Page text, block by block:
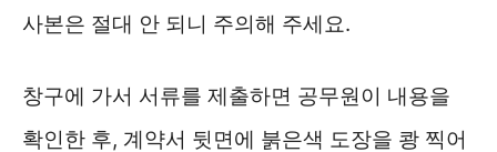
사본은 절대 안 되니 주의해 주세요.
창구에 가서 서류를 제출하면 공무원이 내용을
확인한 후, 계약서 뒷면에 붉은색 도장을 쾅 찍어